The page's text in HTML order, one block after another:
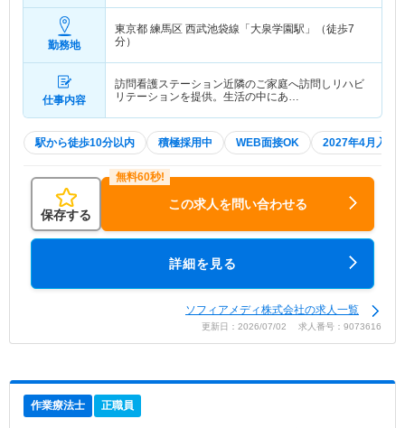
勤務地
東京都 練馬区 西武池袋線「大泉学園駅」（徒歩7
分）
仕事内容
訪問看護ステーション近隣のご家庭へ訪問しリハビ
リテーションを提供。生活の中にあ…
駅から徒歩10分以内 積極採用中 WEB面接OK 2027年4月入職
保存する
この求人を問い合わせる
詳細を見る
ソフィアメディ株式会社の求人一覧
更新日：2026/07/02 求人番号：9073616
作業療法士 正職員